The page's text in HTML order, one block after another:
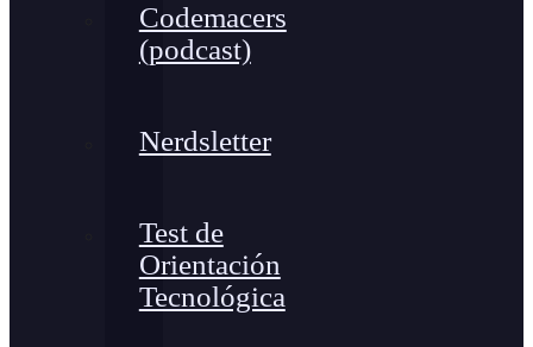
Codemacers
(podcast)
Nerdsletter
Test de
Orientación
Tecnológica